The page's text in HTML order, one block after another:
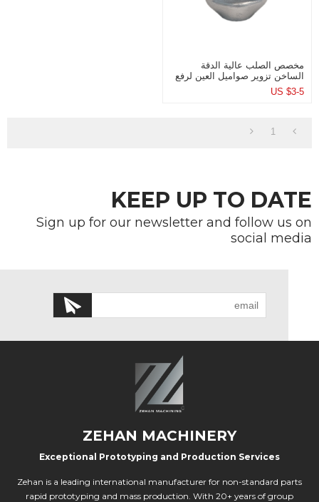
مخصص الصلب عالية الدقة
الساخن تزوير صواميل العين لرفع
تركيبات
US $3-5
1
KEEP UP TO DATE
Sign up for our newsletter and follow us on
social media
ZEHAN MACHINERY
Exceptional Prototyping and Production Services
Zehan is a leading international manufacturer for non-standard parts
rapid prototyping and mass production. With 20+ years of group